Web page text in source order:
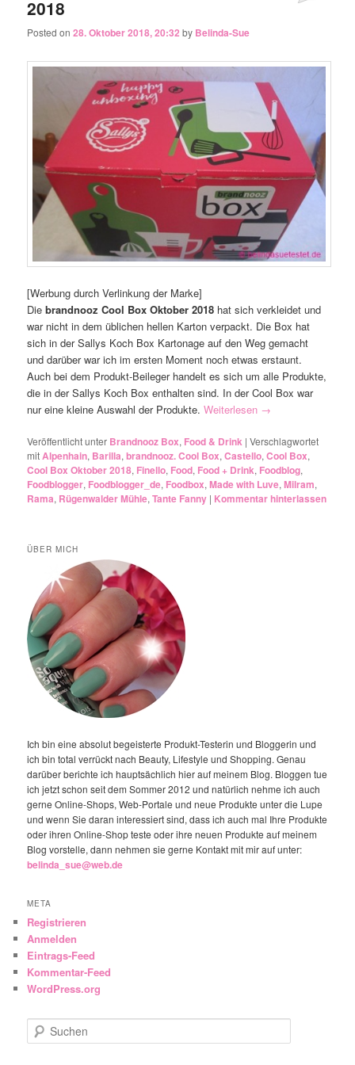
2018
Posted on28. Oktober 2018, 20:32 by Belinda-Sue
[Werbung durch Verlinkung der Marke]
Diebrandnooz Cool Box Oktober 2018 hat sich verkleidet und
war nicht in dem üblichen hellen Karton verpackt. Die Box hat
sich in der Sallys Koch Box Kartonage auf den Weg gemacht
und darüber war ich im ersten Moment noch etwas erstaunt.
Auch bei dem Produkt-Beileger handelt es sich um alle Produkte,
die in der Sallys Koch Box enthalten sind. In der Cool Box war
nur eine kleine Auswahl der Produkte.Weiterlesen →
Veröffentlicht unter Brandnooz Box, Food & Drink |Verschlagwortet
mitAlpenhain, Barilla,brandnooz. Cool Box,Castello,Cool Box,
Cool Box Oktober 2018, Finello, Food, Food + Drink, Foodblog,
Foodblogger, Foodblogger_de, Foodbox,Made with Luve,Milram,
Rama, Rügenwalder Mühle,Tante Fanny | Kommentar hinterlassen
ÜBER MICH
Ich bin eine absolut begeisterte Produkt-Testerin und Bloggerin und
ich bin total verrückt nach Beauty, Lifestyle und Shopping. Genau
darüber berichte ich hauptsächlich hier auf meinem Blog. Bloggen tue
ich jetzt schon seit dem Sommer 2012 und natürlich nehme ich auch
gerne Online-Shops, Web-Portale und neue Produkte unter die Lupe
und wenn Sie daran interessiert sind, dass ich auch mal Ihre Produkte
oder ihren Online-Shop teste oder ihre neuen Produkte auf meinem
Blog vorstelle, dann nehmen sie gerne Kontakt mit mir auf unter:
belinda_sue@web.de
META
Registrieren
Anmelden
Eintrags-Feed
Kommentar-Feed
WordPress.org
Suchen